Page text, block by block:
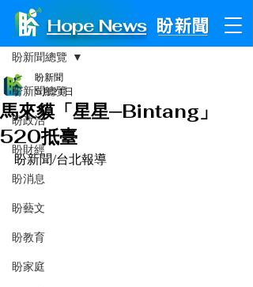
Hope News
文章
盼新聞總覽
盼政治
盼財經
盼消息
盼藝文
盼教育
盼家庭
盼新聞總覽
馬來貘「星星─Bintang」
520抵臺
盼新聞
5月21日
盼新聞/台北報導